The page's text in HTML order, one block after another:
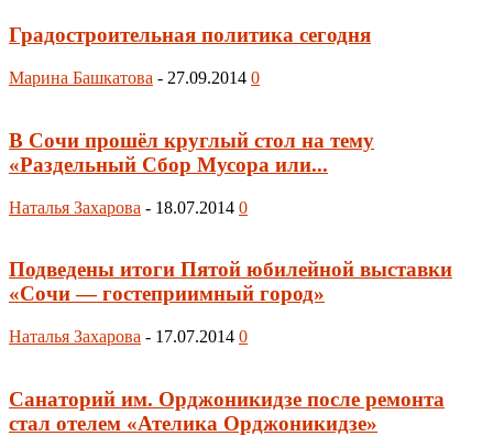
Градостроительная политика сегодня
Марина Башкатова - 27.09.2014 0
В Сочи прошёл круглый стол на тему
«Раздельный Сбор Мусора или...
Наталья Захарова - 18.07.2014 0
Подведены итоги Пятой юбилейной выставки
«Сочи — гостеприимный город»
Наталья Захарова - 17.07.2014 0
Санаторий им. Орджоникидзе после ремонта
стал отелем «Ателика Орджоникидзе»